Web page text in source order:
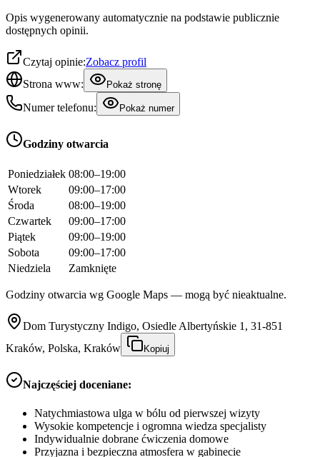
Opis wygenerowany automatycznie na podstawie publicznie
dostępnych opinii.
Czytaj opinie:Zobacz profil
Strona www:
Pokaż stronę
Numer telefonu: Pokaż numer
Godziny otwarcia
Poniedziałek 08:00–19:00
Wtorek
09:00–17:00
Środa
08:00–19:00
Czwartek
09:00–17:00
Piątek
09:00–19:00
Sobota
09:00–17:00
Niedziela
Zamknięte
Godziny otwarcia wg Google Maps — mogą być nieaktualne.
Dom Turystyczny Indigo, Osiedle Albertyńskie 1, 31-851
Kraków, Polska, Kraków
Kopiuj
Najczęściej doceniane:
Natychmiastowa ulga w bólu od pierwszej wizyty
Wysokie kompetencje i ogromna wiedza specjalisty
Indywidualnie dobrane ćwiczenia domowe
Przyjazna i bezpieczna atmosfera w gabinecie